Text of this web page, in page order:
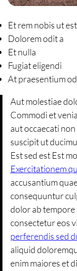
Et rem nobis ut
Dolorem odit a
Et nulla
Fugiat eligendi
At praesentium
Aut molestiae
Commodi et
aut occaecati
suscipit ut
Est sed est Est
Exercitationem
accusantium
consequuntur
dolor ab
consectetur eos
perferendis sed
aliquid
enim maiores et